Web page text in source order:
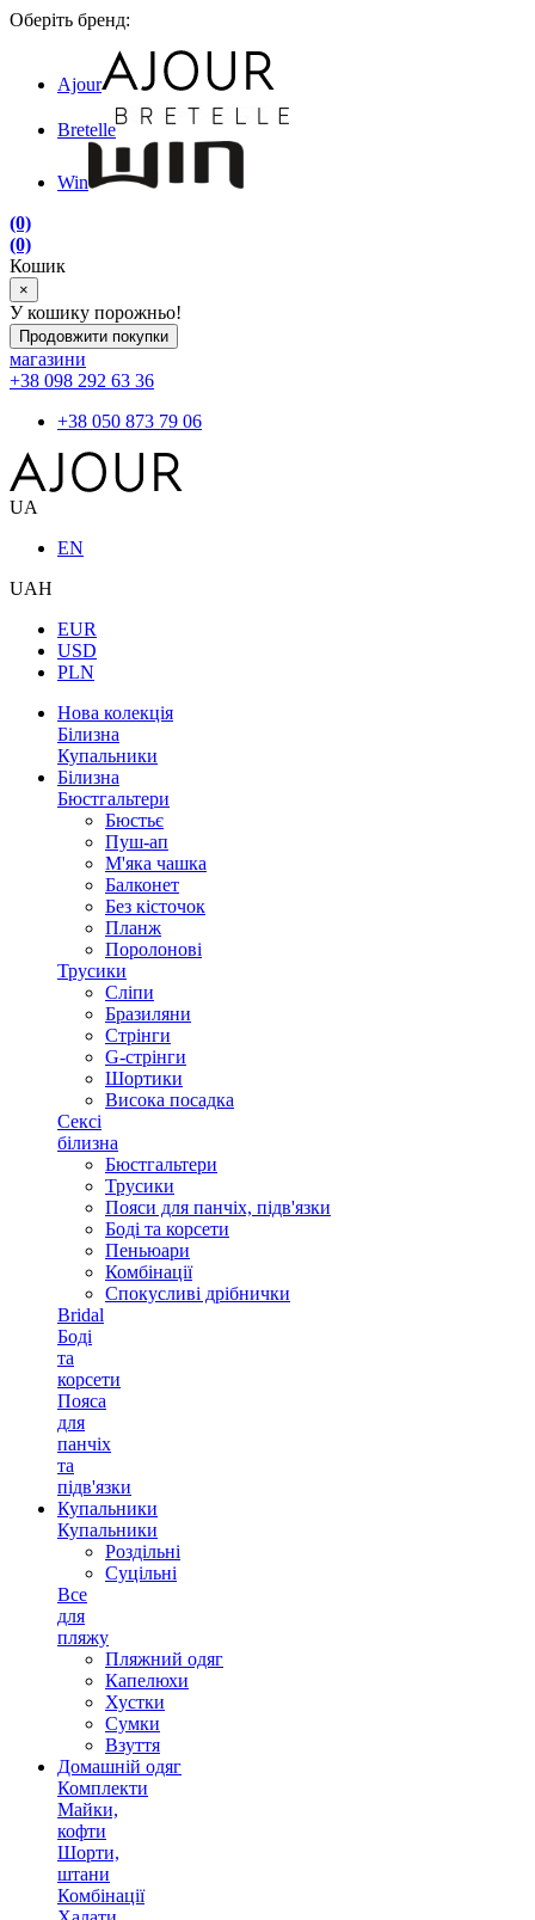
Оберіть бренд:
Ajour
Bretelle
Win
(0)
(0)
Кошик
×
У кошику порожньо!
Продовжити покупки
магазини
+38 098 292 63 36
+38 050 873 79 06
UA
EN
UAH
EUR
USD
PLN
Нова колекція
Білизна
Купальники
Білизна
Бюстгальтери
Бюстьє
Пуш-ап
М'яка чашка
Балконет
Без кісточок
Планж
Поролонові
Трусики
Сліпи
Бразиляни
Стрінги
G-стрінги
Шортики
Висока посадка
Сексі
білизна
Бюстгальтери
Трусики
Пояси для панчіх, підв'язки
Боді та корсети
Пеньюари
Комбінації
Спокусливі дрібнички
Bridal
Боді
та
корсети
Пояса
для
панчіх
та
підв'язки
Купальники
Купальники
Роздільні
Суцільні
Все
для
пляжу
Пляжний одяг
Капелюхи
Хустки
Сумки
Взуття
Домашній одяг
Комплекти
Майки,
кофти
Шорти,
штани
Комбінації